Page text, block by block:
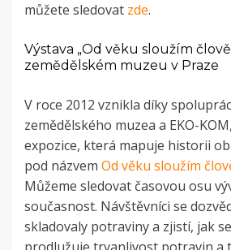
můžete sledovat zde.
Výstava „Od věku sloužím
zemědělském muzeu v Praze
V roce 2012 vznikla díky
zemědělského muzea a EKO-
expozice, která mapuje historii
pod názvem Od věku sloužím
Můžeme sledovat časovou osu
současnost. Návštěvníci se
skladovaly potraviny a zjistí, jak